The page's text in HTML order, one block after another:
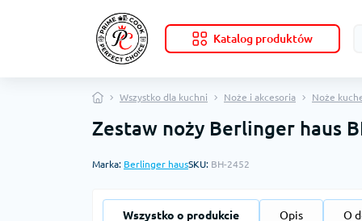
Katalog produktów
Wszystko dla kuchni Noże i akcesoria Noże
Zestaw noży Berlinger haus
Marka: Berlinger hausSKU: BH-2452
Wszystko o produkcie Opis O